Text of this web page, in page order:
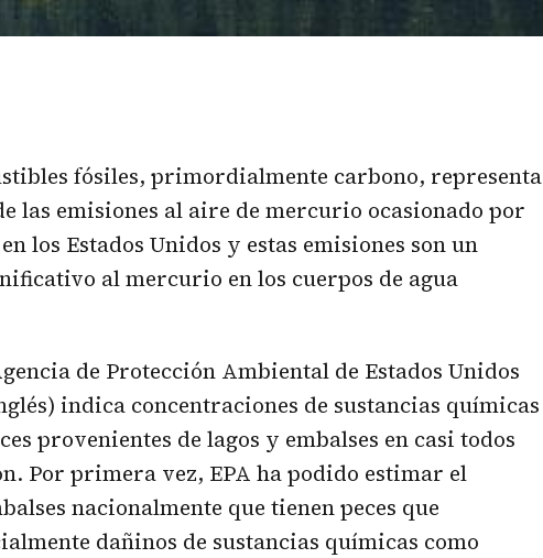
fósiles, primordialmente carbono, representa
las emisiones al aire de mercurio ocasionado por
los Estados Unidos y estas emisiones son un
al mercurio en los cuerpos de agua
de Protección Ambiental de Estados Unidos
indica concentraciones de sustancias químicas
provenientes de lagos y embalses en casi todos
Por primera vez, EPA ha podido estimar el
nacionalmente que tienen peces que
dañinos de sustancias químicas como